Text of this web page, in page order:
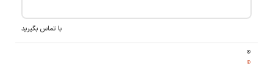
با تماس بگیرید